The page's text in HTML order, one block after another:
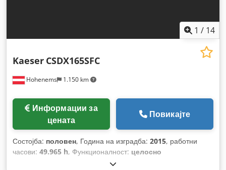
1 / 14
Hohenems 1.150 km
Kaeser CSDX165SFC
цената
Повикајте
Состојба: половен, Година на изградба: 2015, работни
часови: 49.965 h, Функционалност: целосно